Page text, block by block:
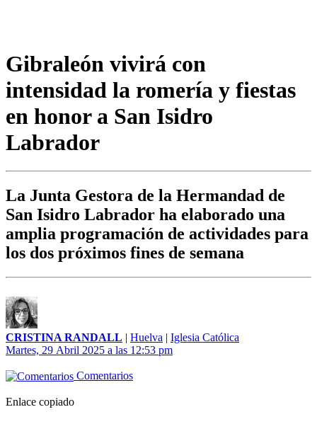
Gibraleón vivirá con
intensidad la romería y fiestas
en honor a San Isidro
Labrador
La Junta Gestora de la Hermandad de
San Isidro Labrador ha elaborado una
amplia programación de actividades para
los dos próximos fines de semana
CRISTINA RANDALL | Huelva | Iglesia Católica
Martes, 29 Abril 2025 a las 12:53 pm
Comentarios
Enlace copiado